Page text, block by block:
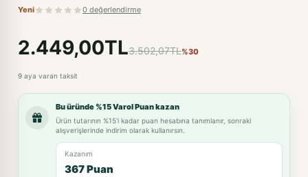
Yeni 0 değerlendirme
2.449,00TL3.502,07TL%30
9 aya varan taksit
Bu üründe %15 Varol Puan kazan
Ürün tutarının %15'i kadar puan hesabına tanımlanır, sonraki
alışverişlerinde indirim olarak kullanırsın.
Kazanım
367 Puan